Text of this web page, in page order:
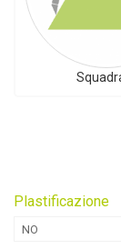
Plastificazione
NO